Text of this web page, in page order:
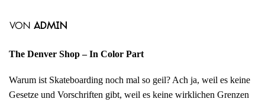
von admin
The Denver Shop – In Color Part
Warum ist Skateboarding noch mal so geil? Ach ja, weil es keine
Gesetze und Vorschriften gibt, weil es keine wirklichen Grenzen